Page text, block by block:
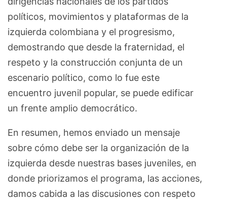
políticos, movimientos y plataformas de la
izquierda colombiana y el progresismo,
demostrando que desde la fraternidad, el
respeto y la construcción conjunta de un
escenario político, como lo fue este
encuentro juvenil popular, se puede edificar
un frente amplio democrático.
En resumen, hemos enviado un mensaje
sobre cómo debe ser la organización de la
izquierda desde nuestras bases juveniles, en
donde priorizamos el programa, las acciones,
damos cabida a las discusiones con respeto